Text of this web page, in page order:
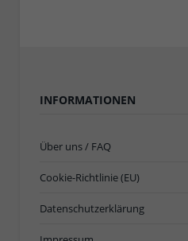
INFORMATIONEN
Über uns / FAQ
Cookie-Richtlinie (EU)
Datenschutzerklärung